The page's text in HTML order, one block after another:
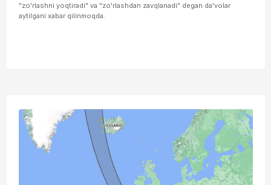
"zo'rlashni yoqtiradi" va "zo'rlashdan zavqlanadi" degan da'volar
aytilgani xabar qilinmoqda.